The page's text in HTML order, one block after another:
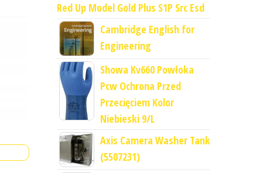
Red Up Model Gold Plus S1P Src Esd
Cambridge English for
Engineering
Showa Kv660 Powłoka
Pcw Ochrona Przed
Przecięciem Kolor
Niebieski 9/L
Axis Camera Washer Tank
(5507231)